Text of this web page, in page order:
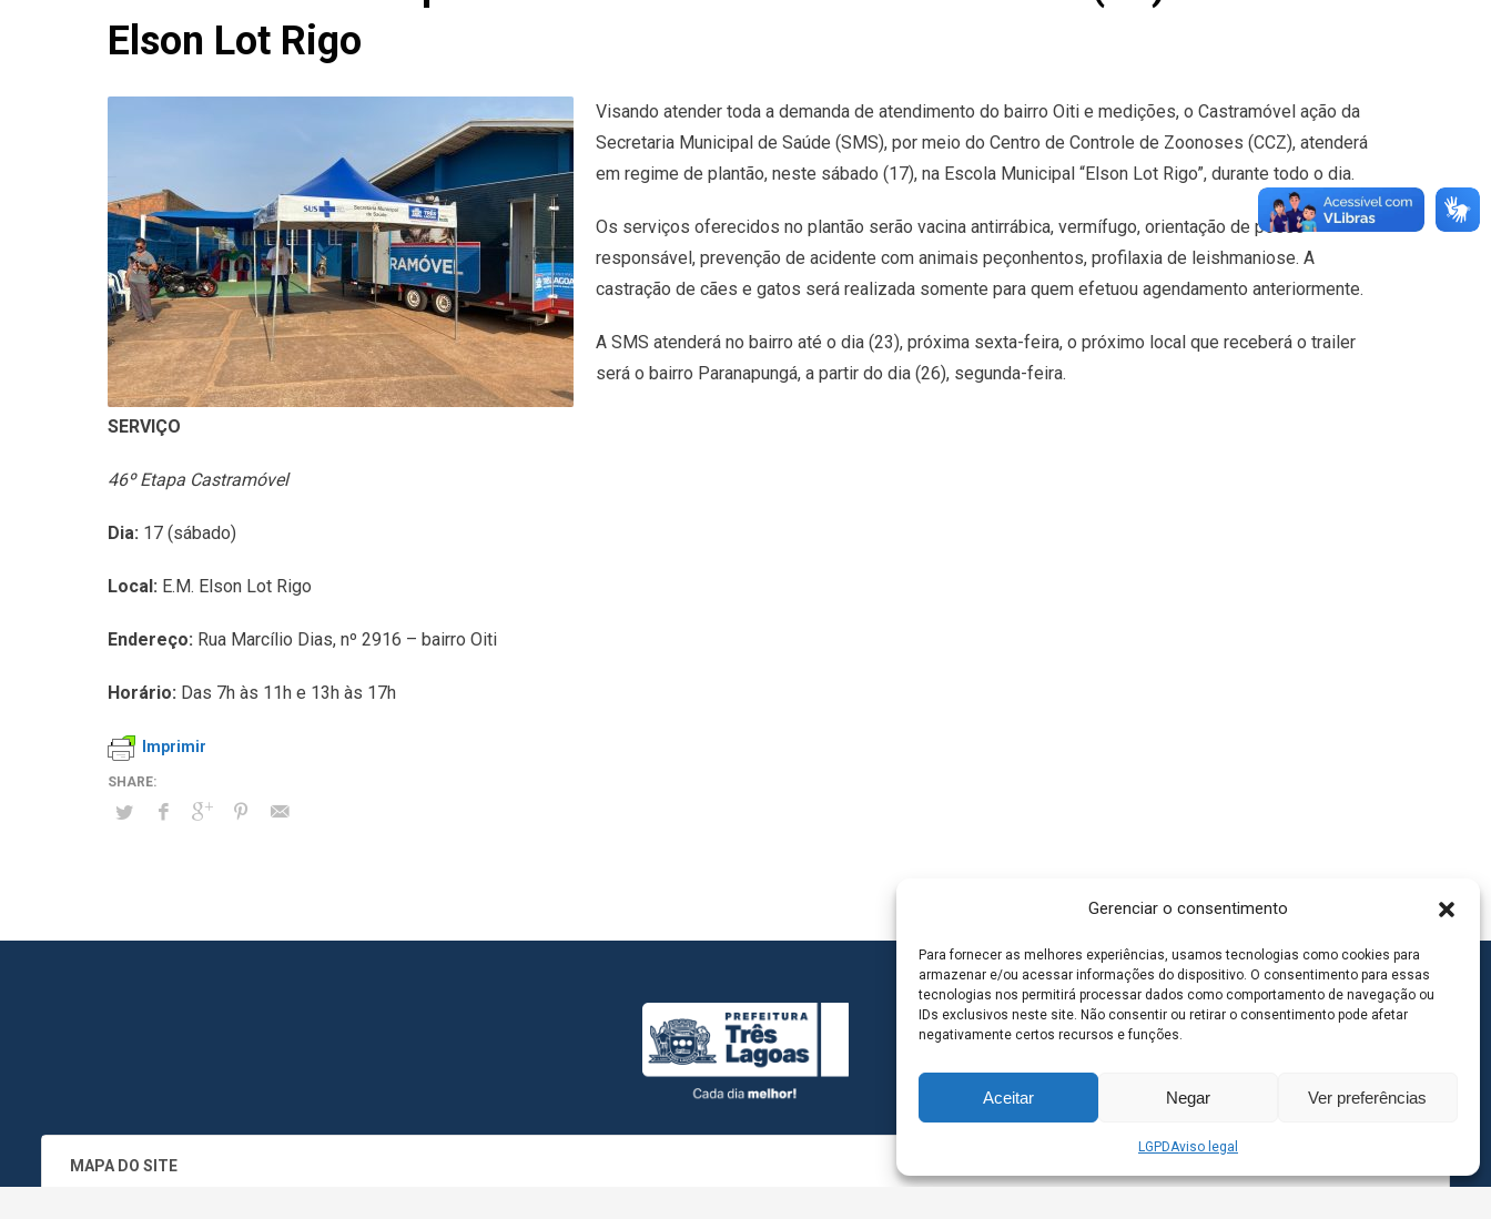
Gerenciar o consentimento
Para fornecer as melhores experiências, usamos tecnologias como cookies para
armazenar e/ou acessar informações do dispositivo. O consentimento para essas
tecnologias nos permitirá processar dados como comportamento de navegação ou
IDs exclusivos neste site. Não consentir ou retirar o consentimento pode afetar
negativamente certos recursos e funções.
Aceitar Negar Ver preferências
LGPDAviso legal
Elson Lot Rigo
Visando atender toda a demanda de atendimento do bairro Oiti e medições, o Castramóvel ação da
Secretaria Municipal de Saúde (SMS), por meio do Centro de Controle de Zoonoses (CCZ), atenderá
em regime de plantão, neste sábado (17), na Escola Municipal “Elson Lot Rigo”, durante todo o dia.
Os serviços oferecidos no plantão serão vacina antirrábica, vermífugo, orientação de posse
responsável, prevenção de acidente com animais peçonhentos, profilaxia de leishmaniose. A
castração de cães e gatos será realizada somente para quem efetuou agendamento anteriormente.
A SMS atenderá no bairro até o dia (23), próxima sexta-feira, o próximo local que receberá o trailer
será o bairro Paranapungá, a partir do dia (26), segunda-feira.
SERVIÇO
46º Etapa Castramóvel
Dia: 17 (sábado)
Local: E.M. Elson Lot Rigo
Endereço: Rua Marcílio Dias, nº 2916 – bairro Oiti
Horário: Das 7h às 11h e 13h às 17h
Imprimir
MAPA DO SITE